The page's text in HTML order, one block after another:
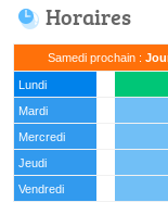
Horaires
Samedi prochain :
Lundi
Mardi
Mercredi
Jeudi
Vendredi